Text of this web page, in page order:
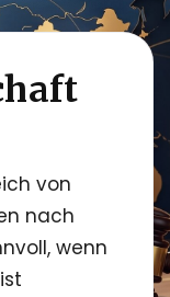
von
nach
wenn